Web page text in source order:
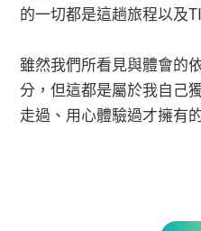
的一切都是這趟旅程以及
雖然我們所看見與體會的
分，但這都是屬於我自己
走過、用心體驗過才擁有